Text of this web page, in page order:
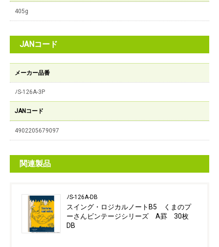
405g
JANコード
メーカー品番
ﾉS-126A-3P
JANコード
4902205679097
関連製品
ﾉS-126A-DB
スイング・ロジカルノートB5 くまのプ
ーさんビンテージシリーズ A罫 30枚
DB